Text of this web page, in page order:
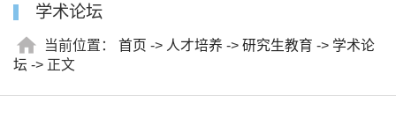
学术论坛
当前位置： 首页 -> 人才培养 -> 研究生教育 -> 学术论
坛 -> 正文